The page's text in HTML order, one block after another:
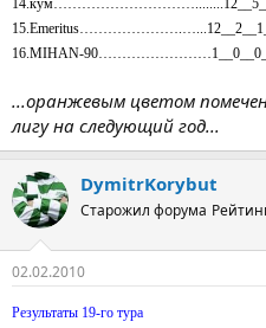
16.MIHAN-
...оранжевым цветом
лигу на следующий год...
DymitrKorybut
Старожил форума
02.02.2010
Результаты 19-го тура